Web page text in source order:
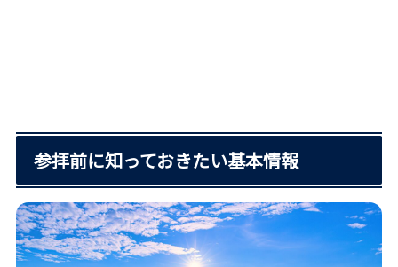
参拝前に知っておきたい基本情報